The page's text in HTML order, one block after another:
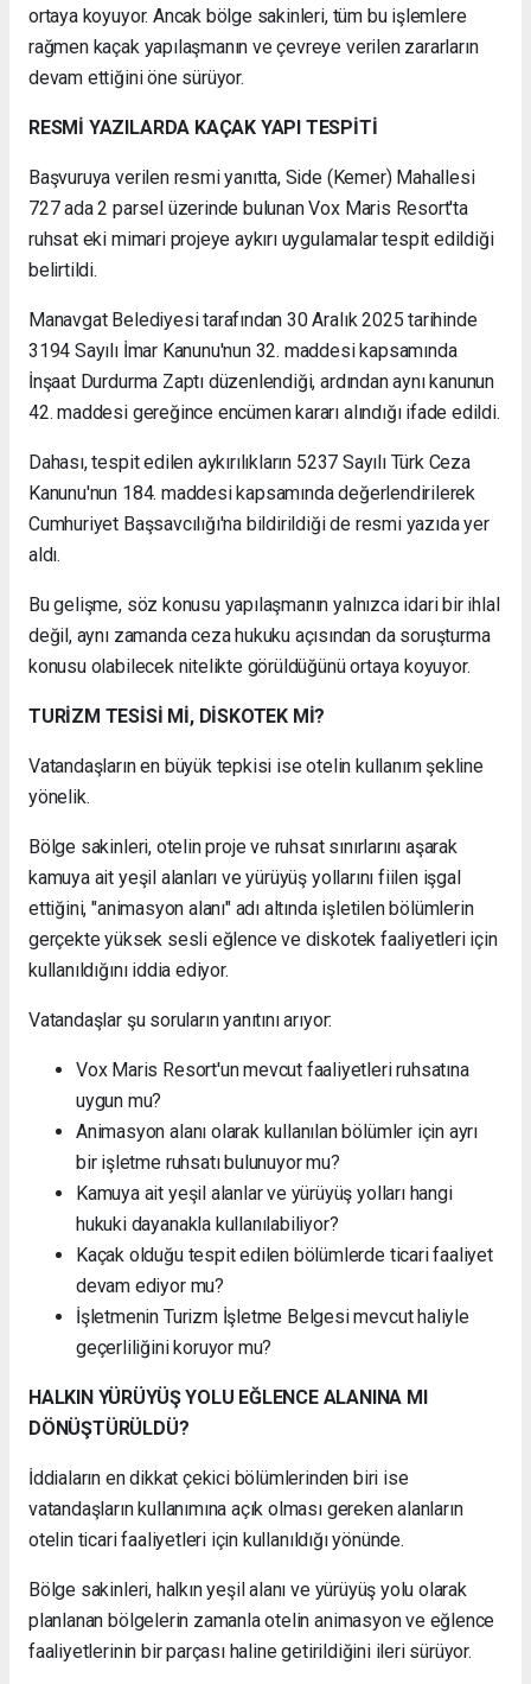
ortaya koyuyor. Ancak bölge sakinleri, tüm bu işlemlere
rağmen kaçak yapılaşmanın ve çevreye verilen zararların
devam ettiğini öne sürüyor.
RESMİ YAZILARDA KAÇAK YAPI TESPİTİ
Başvuruya verilen resmi yanıtta, Side (Kemer) Mahallesi
727 ada 2 parsel üzerinde bulunan Vox Maris Resort'ta
ruhsat eki mimari projeye aykırı uygulamalar tespit edildiği
belirtildi.
Manavgat Belediyesi tarafından 30 Aralık 2025 tarihinde
3194 Sayılı İmar Kanunu'nun 32. maddesi kapsamında
İnşaat Durdurma Zaptı düzenlendiği, ardından aynı kanunun
42. maddesi gereğince encümen kararı alındığı ifade edildi.
Dahası, tespit edilen aykırılıkların 5237 Sayılı Türk Ceza
Kanunu'nun 184. maddesi kapsamında değerlendirilerek
Cumhuriyet Başsavcılığı'na bildirildiği de resmi yazıda yer
aldı.
Bu gelişme, söz konusu yapılaşmanın yalnızca idari bir ihlal
değil, aynı zamanda ceza hukuku açısından da soruşturma
konusu olabilecek nitelikte görüldüğünü ortaya koyuyor.
TURİZM TESİSİ Mİ, DİSKOTEK Mİ?
Vatandaşların en büyük tepkisi ise otelin kullanım şekline
yönelik.
Bölge sakinleri, otelin proje ve ruhsat sınırlarını aşarak
kamuya ait yeşil alanları ve yürüyüş yollarını fiilen işgal
ettiğini, "animasyon alanı" adı altında işletilen bölümlerin
gerçekte yüksek sesli eğlence ve diskotek faaliyetleri için
kullanıldığını iddia ediyor.
Vatandaşlar şu soruların yanıtını arıyor:
Vox Maris Resort'un mevcut faaliyetleri ruhsatına
uygun mu?
Animasyon alanı olarak kullanılan bölümler için ayrı
bir işletme ruhsatı bulunuyor mu?
Kamuya ait yeşil alanlar ve yürüyüş yolları hangi
hukuki dayanakla kullanılabiliyor?
Kaçak olduğu tespit edilen bölümlerde ticari faaliyet
devam ediyor mu?
İşletmenin Turizm İşletme Belgesi mevcut haliyle
geçerliliğini koruyor mu?
HALKIN YÜRÜYÜŞ YOLU EĞLENCE ALANINA MI
DÖNÜŞTÜRÜLDÜ?
İddiaların en dikkat çekici bölümlerinden biri ise
vatandaşların kullanımına açık olması gereken alanların
otelin ticari faaliyetleri için kullanıldığı yönünde.
Bölge sakinleri, halkın yeşil alanı ve yürüyüş yolu olarak
planlanan bölgelerin zamanla otelin animasyon ve eğlence
faaliyetlerinin bir parçası haline getirildiğini ileri sürüyor.